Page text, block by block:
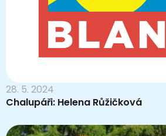
28. 5. 2024
Chalupáři: Helena Růžičková